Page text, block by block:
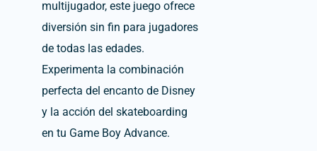
multijugador, este juego ofrece
diversión sin fin para jugadores
de todas las edades.
Experimenta la combinación
perfecta del encanto de Disney
y la acción del skateboarding
en tu Game Boy Advance.